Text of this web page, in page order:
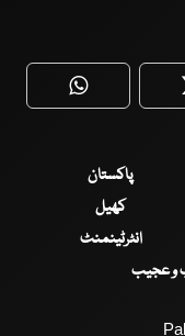
WhatsApp
پاکستان
کھیل
انٹرٹینمنٹ
و عجیب